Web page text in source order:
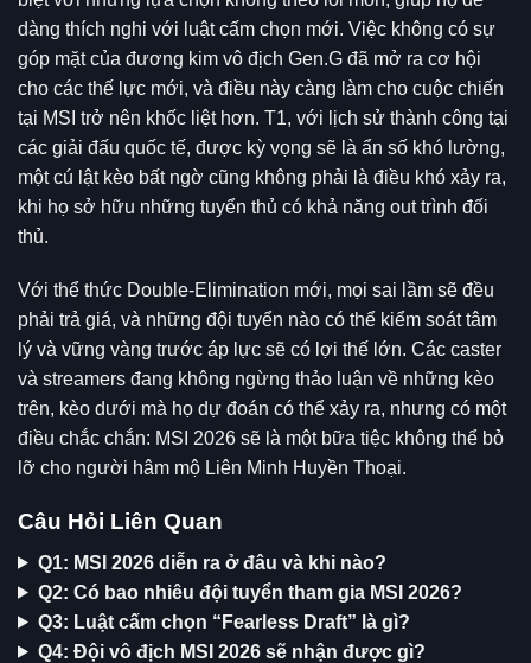
dàng thích nghi với luật cấm chọn mới. Việc không có sự
góp mặt của đương kim vô địch Gen.G đã mở ra cơ hội
cho các thế lực mới, và điều này càng làm cho cuộc chiến
tại MSI trở nên khốc liệt hơn. T1, với lịch sử thành công tại
các giải đấu quốc tế, được kỳ vọng sẽ là ẩn số khó lường,
một cú lật kèo bất ngờ cũng không phải là điều khó xảy ra,
khi họ sở hữu những tuyển thủ có khả năng out trình đối
thủ.
Với thể thức Double-Elimination mới, mọi sai lầm sẽ đều
phải trả giá, và những đội tuyển nào có thể kiểm soát tâm
lý và vững vàng trước áp lực sẽ có lợi thế lớn. Các caster
và streamers đang không ngừng thảo luận về những kèo
trên, kèo dưới mà họ dự đoán có thể xảy ra, nhưng có một
điều chắc chắn: MSI 2026 sẽ là một bữa tiệc không thể bỏ
lỡ cho người hâm mộ Liên Minh Huyền Thoại.
Câu Hỏi Liên Quan
Q1: MSI 2026 diễn ra ở đâu và khi nào?
Q2: Có bao nhiêu đội tuyển tham gia MSI 2026?
Q3: Luật cấm chọn “Fearless Draft” là gì?
Q4: Đội vô địch MSI 2026 sẽ nhận được gì?